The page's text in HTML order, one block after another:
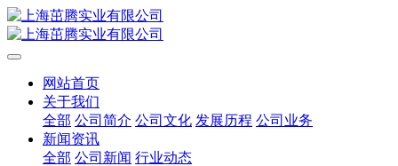
网站首页
关于我们
全部 公司简介 公司文化 发展历程 公司业务
新闻资讯
全部 公司新闻 行业动态